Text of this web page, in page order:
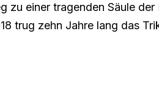
zu einer tragenden Säule der
trug zehn Jahre lang das